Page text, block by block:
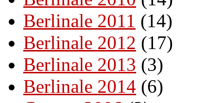
Berlinale 2011 (14)
Berlinale 2012 (17)
Berlinale 2013 (3)
Berlinale 2014 (6)